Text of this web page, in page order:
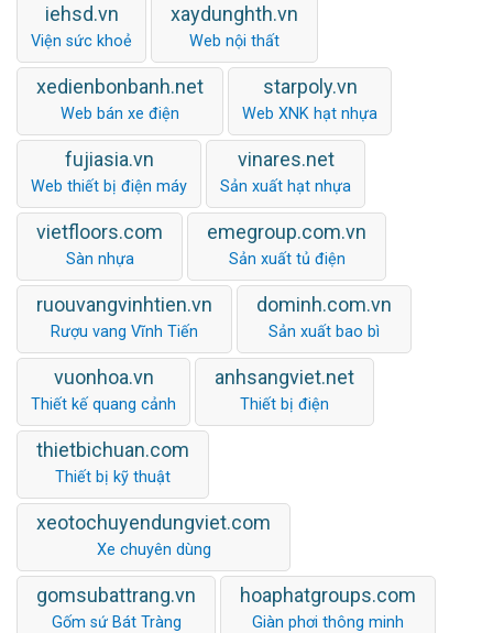
iehsd.vn
Viện sức khoẻ
xaydunghth.vn
Web nội thất
xedienbonbanh.net
Web bán xe điện
starpoly.vn
Web XNK hạt nhựa
fujiasia.vn
Web thiết bị điện máy
vinares.net
Sản xuất hạt nhựa
vietfloors.com
Sàn nhựa
emegroup.com.vn
Sản xuất tủ điện
ruouvangvinhtien.vn
Rượu vang Vĩnh Tiến
dominh.com.vn
Sản xuất bao bì
vuonhoa.vn
Thiết kế quang cảnh
anhsangviet.net
Thiết bị điện
thietbichuan.com
Thiết bị kỹ thuật
xeotochuyendungviet.com
Xe chuyên dùng
gomsubattrang.vn
Gốm sứ Bát Tràng
hoaphatgroups.com
Giàn phơi thông minh